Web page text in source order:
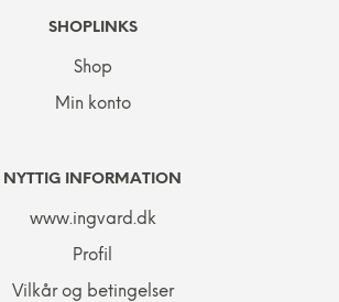
SHOPLINKS
Shop
Min konto
NYTTIG INFORMATION
www.ingvard.dk
Profil
Vilkår og betingelser